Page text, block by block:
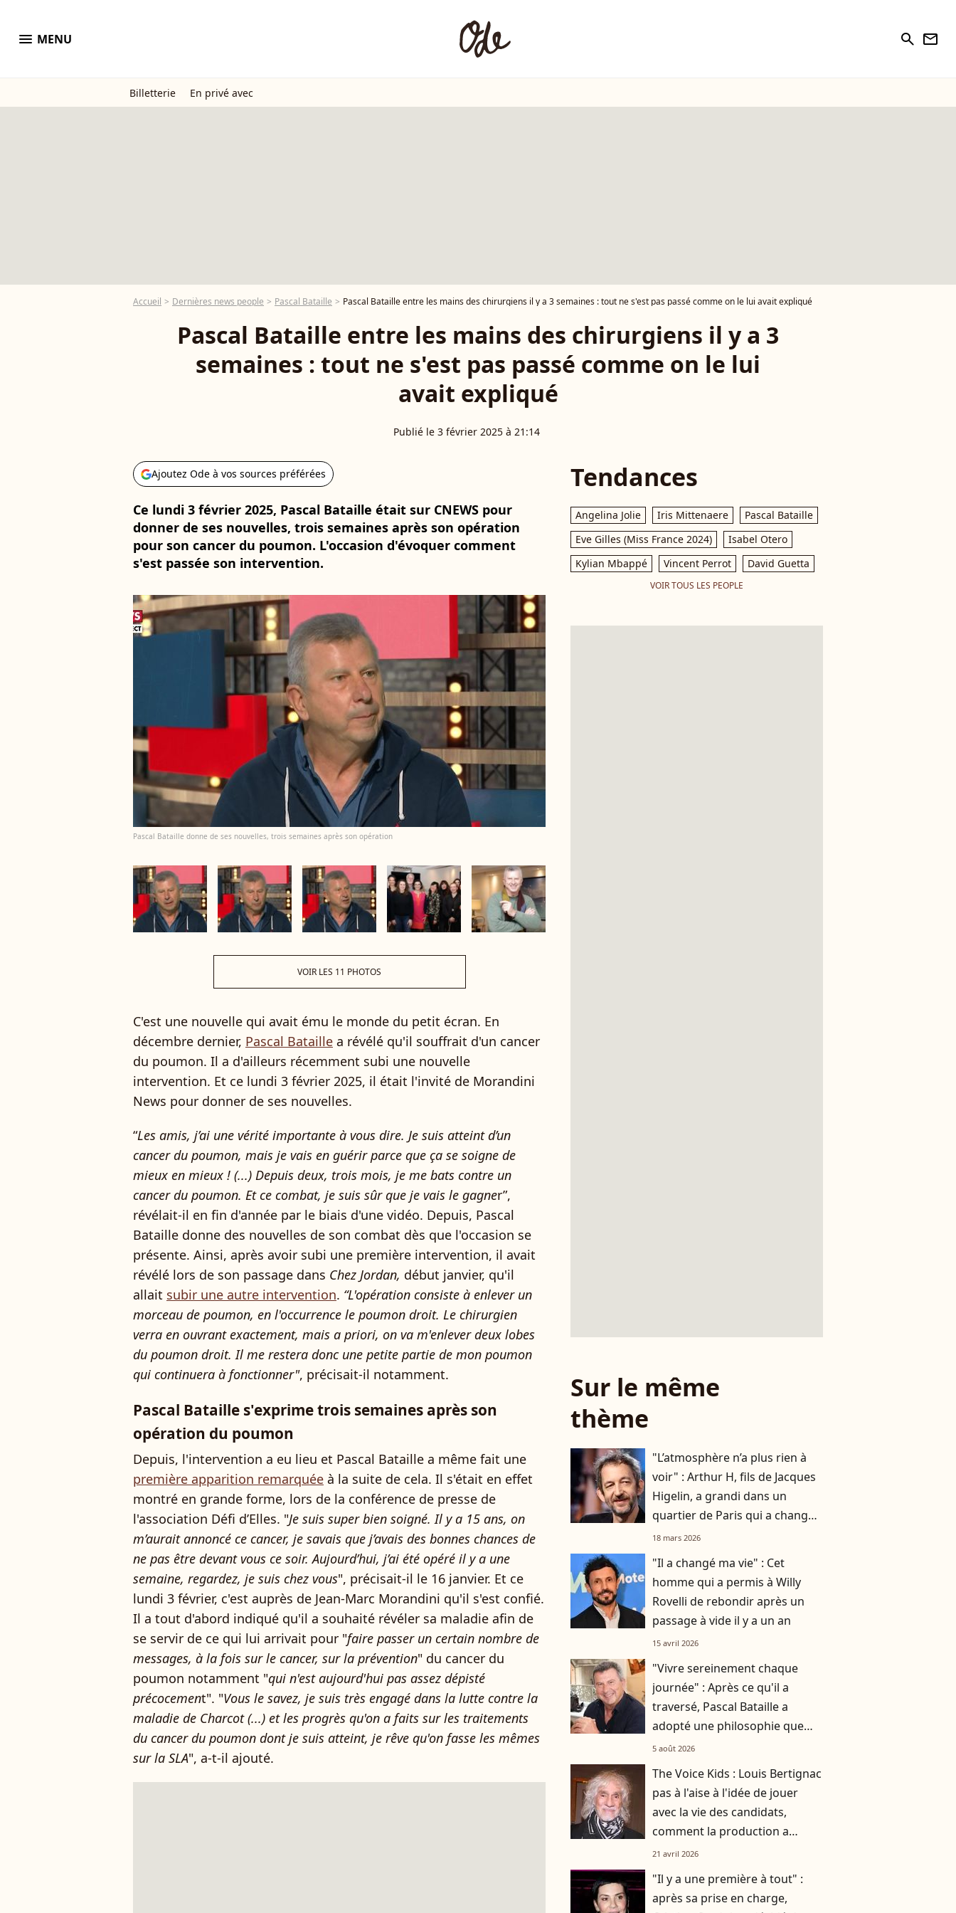
menu MENU search newsletter
Billetterie En privé avec
Accueil Dernières news people Pascal Bataille Pascal Bataille entre les mains des chirurgiens il y a 3 semaines : tout ne s'est pas passé comme on le lui avait expliqué
Pascal Bataille entre les mains des chirurgiens il y a 3
semaines : tout ne s'est pas passé comme on le lui
avait expliqué
Publié le 3 février 2025 à 21:14
Ajoutez Ode à vos sources préférées
Ce lundi 3 février 2025, Pascal Bataille était sur CNEWS pour
donner de ses nouvelles, trois semaines après son opération
pour son cancer du poumon. L'occasion d'évoquer comment
s'est passée son intervention.
Pascal Bataille donne de ses nouvelles, trois semaines après son opération
VOIR LES 11 PHOTOS
C'est une nouvelle qui avait ému le monde du petit écran. En
décembre dernier, Pascal Bataille a révélé qu'il souffrait d'un cancer
du poumon. Il a d'ailleurs récemment subi une nouvelle
intervention. Et ce lundi 3 février 2025, il était l'invité de Morandini
News pour donner de ses nouvelles.
“Les amis, j’ai une vérité importante à vous dire. Je suis atteint d’un
cancer du poumon, mais je vais en guérir parce que ça se soigne de
mieux en mieux ! (...) Depuis deux, trois mois, je me bats contre un
cancer du poumon. Et ce combat, je suis sûr que je vais le gagner”,
révélait-il en fin d'année par le biais d'une vidéo. Depuis, Pascal
Bataille donne des nouvelles de son combat dès que l'occasion se
présente. Ainsi, après avoir subi une première intervention, il avait
révélé lors de son passage dans Chez Jordan, début janvier, qu'il
allait subir une autre intervention. “L'opération consiste à enlever un
morceau de poumon, en l'occurrence le poumon droit. Le chirurgien
verra en ouvrant exactement, mais a priori, on va m'enlever deux lobes
du poumon droit. Il me restera donc une petite partie de mon poumon
qui continuera à fonctionner", précisait-il notamment.
Pascal Bataille s'exprime trois semaines après son
opération du poumon
Depuis, l'intervention a eu lieu et Pascal Bataille a même fait une
première apparition remarquée à la suite de cela. Il s'était en effet
montré en grande forme, lors de la conférence de presse de
l'association Défi d’Elles. "Je suis super bien soigné. Il y a 15 ans, on
m’aurait annoncé ce cancer, je savais que j’avais des bonnes chances de
ne pas être devant vous ce soir. Aujourd’hui, j’ai été opéré il y a une
semaine, regardez, je suis chez vous", précisait-il le 16 janvier. Et ce
lundi 3 février, c'est auprès de Jean-Marc Morandini qu'il s'est confié.
Il a tout d'abord indiqué qu'il a souhaité révéler sa maladie afin de
se servir de ce qui lui arrivait pour "faire passer un certain nombre de
messages, à la fois sur le cancer, sur la prévention" du cancer du
poumon notamment "qui n'est aujourd'hui pas assez dépisté
précocement". "Vous le savez, je suis très engagé dans la lutte contre la
maladie de Charcot (...) et les progrès qu'on a faits sur les traitements
du cancer du poumon dont je suis atteint, je rêve qu'on fasse les mêmes
sur la SLA", a-t-il ajouté.
Tendances
Angelina Jolie Iris Mittenaere
Pascal Bataille
Eve Gilles (Miss France 2024)
Isabel Otero
Kylian Mbappé
Vincent Perrot David Guetta
VOIR TOUS LES PEOPLE
Sur le même
thème
"L’atmosphère n’a plus rien à
voir" : Arthur H, fils de Jacques
Higelin, a grandi dans un
quartier de Paris qui a changé
du tout au tout
18 mars 2026
"Il a changé ma vie" : Cet
homme qui a permis à Willy
Rovelli de rebondir après un
passage à vide il y a un an
15 avril 2026
"Vivre sereinement chaque
journée" : Après ce qu'il a
traversé, Pascal Bataille a
adopté une philosophie que
tout le monde devrait avoir
5 août 2026
The Voice Kids : Louis Bertignac
pas à l'aise à l'idée de jouer
avec la vie des candidats,
comment la production a
réussi à le faire rempiler
21 avril 2026
"Il y a une première à tout" :
après sa prise en charge,